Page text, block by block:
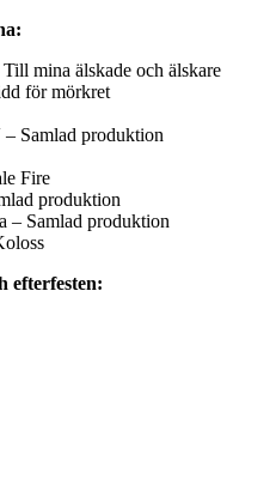
mina älskade och älskare
för mörkret
Samlad produktion
Fire
produktion
– Samlad produktion
efterfesten: